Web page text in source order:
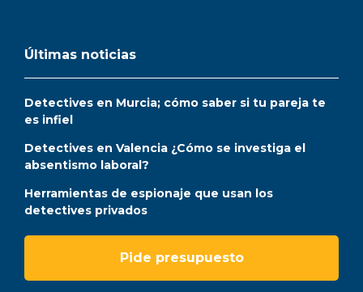
Últimas noticias
Detectives en Murcia; cómo saber si tu pareja te
es infiel
Detectives en Valencia ¿Cómo se investiga el
absentismo laboral?
Herramientas de espionaje que usan los
detectives privados
Pide presupuesto